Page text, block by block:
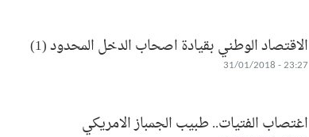
الاقتصاد الوطني بقيادة اصحاب الدخل المحدود (1)
23:27 - 31/01/2018
اغتصاب الفتيات.. طبيب الجمباز الامريكي